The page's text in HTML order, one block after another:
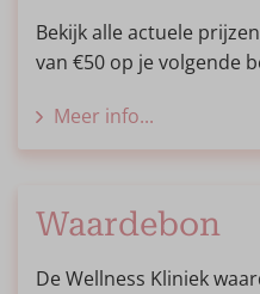
Bekijk alle actuele
van €50 op je volgende
Meer info...
Waardebon
De Wellness Kliniek